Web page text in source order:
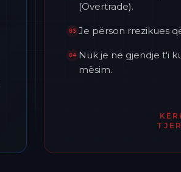
(Overtrade).
03 Je përson rrezikues
04 Nuk je në gjendje t'i
mësim.